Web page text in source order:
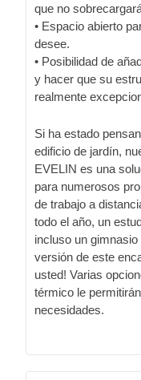
que no
• Espacio abierto
desee.
• Posibilidad de
y hacer que su
realmente
Si ha estado
edificio de jardín,
EVELIN es una
para numerosos
de trabajo a
todo el año, un
incluso un gimnasio
versión de este
usted! Varias
térmico le
necesidades.